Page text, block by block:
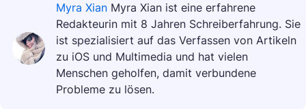
Myra Xian Myra Xian ist eine erfahrene
Redakteurin mit 8 Jahren Schreiberfahrung. Sie
ist spezialisiert auf das Verfassen von Artikeln
zu iOS und Multimedia und hat vielen
Menschen geholfen, damit verbundene
Probleme zu lösen.